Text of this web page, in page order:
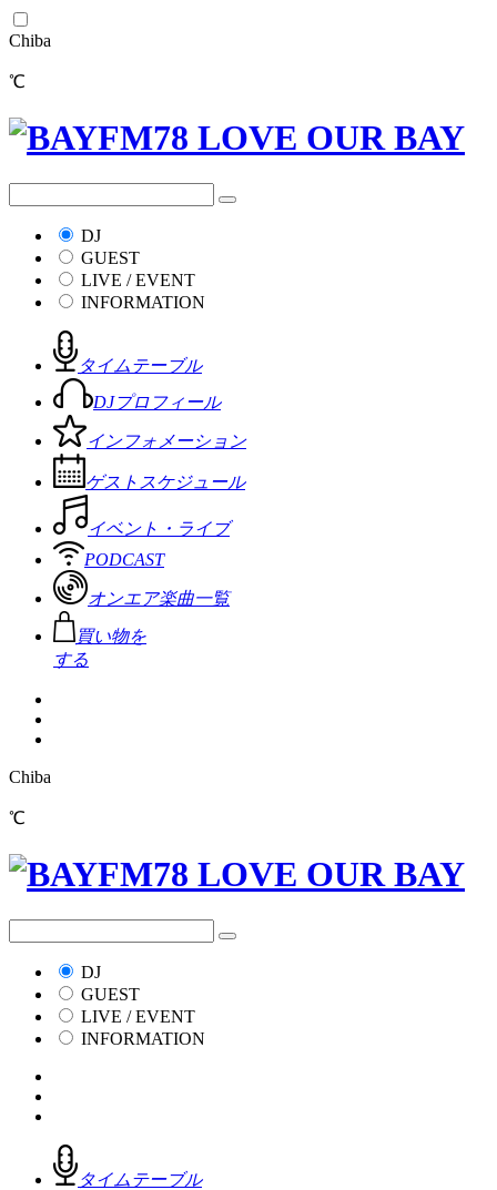
Chiba
℃
DJ
GUEST
LIVE / EVENT
INFORMATION
タイムテーブル
DJプロフィール
インフォメーション
ゲストスケジュール
イベント・ライブ
PODCAST
オンエア楽曲一覧
買い物を
する
Chiba
℃
DJ
GUEST
LIVE / EVENT
INFORMATION
タイムテーブル